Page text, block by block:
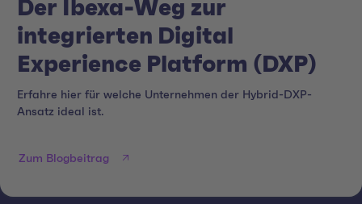
Der Ibexa-Weg zur
integrierten Digital
Experience Platform (DXP)
Erfahre hier für welche Unternehmen der Hybrid-DXP-
Ansatz ideal ist.
Zum Blogbeitrag